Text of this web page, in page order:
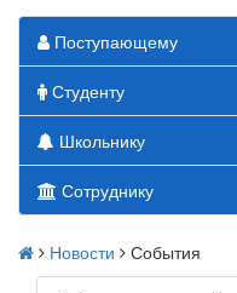
Поступающему
Студенту
Школьнику
Сотруднику
Новости События